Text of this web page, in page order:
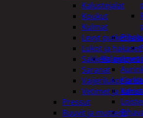
Valaisimet
Kalustejalat
Koukut
Kulmat
Levyt putket ja
Lukot ja hakaset
Sakkelit,
Saranat
Vaijerilukot ja
Vetimet ja
Pressut
Ruuvit ja mutterit